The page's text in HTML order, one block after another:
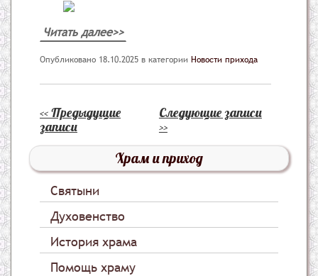
Читать далее>>
Опубликовано 18.10.2025 в категории Новости прихода
<< Предыдущие
записи
Следующие записи
>>
Храм и приход
Святыни
Духовенство
История храма
Помощь храму